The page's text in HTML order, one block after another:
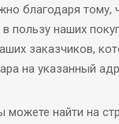
благодаря тому,
пользу наших
заказчиков,
на указанный
найти на